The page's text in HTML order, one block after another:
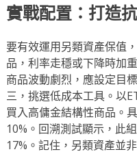
實戰配置：打造
要有效運用另類資產保值
品，利率走穩或下降時加
商品波動劇烈，應設定目
三，挑選低成本工具。以
買入高傭金結構性商品。
10%。回溯測試顯示，此
17%。記住，另類資產並